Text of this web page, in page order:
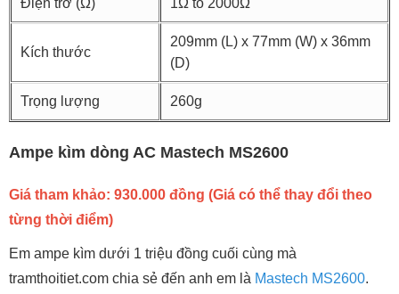
Điện trở (Ω) 1Ω to 2000Ω
Kích thước
209mm (L) x 77mm (W) x 36mm
(D)
Trọng lượng 260g
Ampe kìm dòng AC Mastech MS2600
Giá tham khảo: 930.000 đồng (Giá có thể thay đổi theo
từng thời điểm)
Em ampe kìm dưới 1 triệu đồng cuối cùng mà
tramthoitiet.com chia sẻ đến anh em là Mastech MS2600.